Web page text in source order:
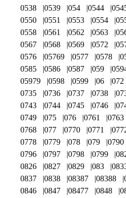
0538
0539 054 0544
0550
0551 0553 0554
0558
0561 0562 0563
0567
0568 0569 0572
0576
05769 0577 0578
0585
0586 0587 059
05979
0598 0599 06 072
0735
0736 0737 0738
0743
0744 0745 0746
0749
075 076 0761 0763
0768
077 0770 0771
0778
0779 078 079 0790
0796
0797 0798 0799
0826
0827 0829 083
0837
0838 08387 08388
0846
0847 08477 0848